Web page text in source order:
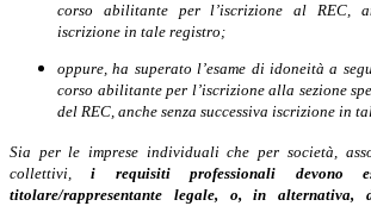
corso abilitante per l’iscrizione al REC,
iscrizione in tale registro;
oppure, ha superato l’esame di idoneità a
corso abilitante per l’iscrizione alla sezione
del REC, anche senza successiva iscrizione in
Sia per le imprese individuali che per società,
collettivi,i requisiti professionali devono
titolare/rappresentante legale, o, in alternativa,